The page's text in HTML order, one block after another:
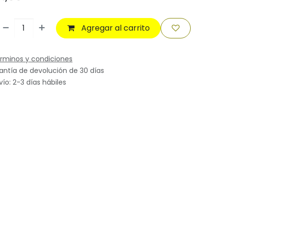
Agregar al carrito
y condiciones
de devolución de 30 días
2-3 días hábiles